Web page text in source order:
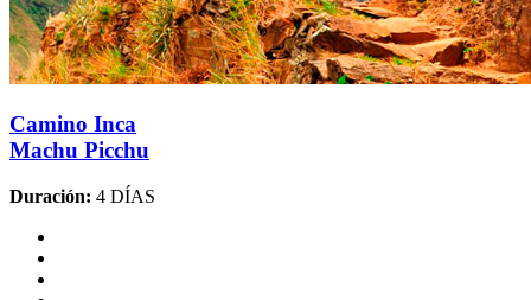
Camino Inca
Machu Picchu
Duración: 4 DÍAS